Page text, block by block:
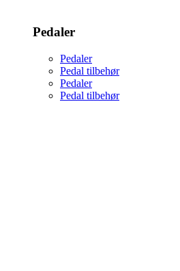
Pedaler
Pedaler
Pedal tilbehør
Pedaler
Pedal tilbehør